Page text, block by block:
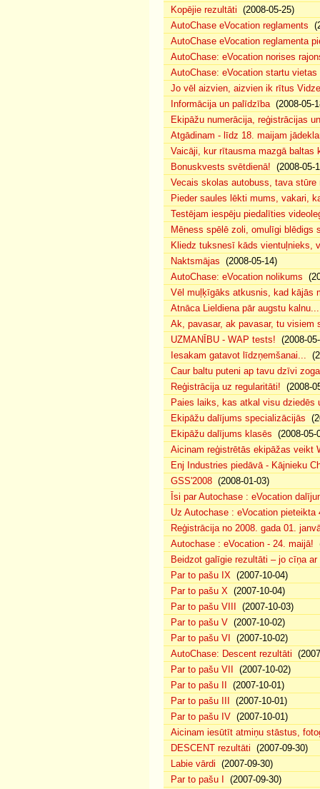
Kopējie rezultāti (2008-05-25)
AutoChase eVocation reglaments
AutoChase eVocation reglamenta
AutoChase: eVocation norises
AutoChase: eVocation startu vietas
Jo vēl aizvien, aizvien ik rītus
Informācija un palīdzība(2008-05-
Ekipāžu numerācija, reģistrācijas
Atgādinam - līdz 18. maijam
Vaicāji, kur rītausma mazgā baltas
Bonuskvests svētdienā! (2008-05-
Vecais skolas autobuss, tava
Pieder saules lēkti mums, vakari,
Testējam iespēju piedalīties
Mēness spēlē zoli, omulīgi blēdigs
Kliedz tuksnesī kāds vientuļnieks,
Naktsmājas (2008-05-14)
AutoChase: eVocation nolikums
Vēl muļķīgāks atkusnis, kad kājās
Atnāca Lieldiena pār augstu kalnu...
Ak, pavasar, ak pavasar, tu visiem
UZMANĪBU - WAP tests! (2008-
Iesakam gatavot līdzņemšanai...
Caur baltu puteni ap tavu dzīvi
Reģistrācija uz regularitāti! (2008-
Paies laiks, kas atkal visu
Ekipāžu dalījums specializācijās
Ekipāžu dalījums klasēs (2008-05-
Aicinam reģistrētās ekipāžas veikt
Enj Industries piedāvā - Kājnieku
GSS'2008(2008-01-03)
Īsi par Autochase : eVocation
Uz Autochase : eVocation pieteikta
Reģistrācija no 2008. gada 01.
Autochase : eVocation - 24. maijā!
Beidzot galīgie rezultāti – jo cīņa
Par to pašu IX(2007-10-04)
Par to pašu X(2007-10-04)
Par to pašu VIII
(2007-10-03)
Par to pašu V(2007-10-02)
Par to pašu VI
(2007-10-02)
AutoChase: Descent rezultāti
Par to pašu VII
(2007-10-02)
Par to pašu II
(2007-10-01)
Par to pašu III
(2007-10-01)
Par to pašu IV(2007-10-01)
Aicinam iesūtīt atmiņu stāstus,
DESCENT rezultāti (2007-09-30)
Labie vārdi (2007-09-30)
Par to pašu I
(2007-09-30)